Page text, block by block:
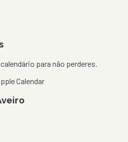
para não perderes.
Calendar